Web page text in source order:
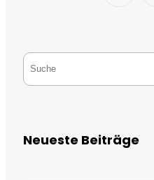
Neueste Beiträge